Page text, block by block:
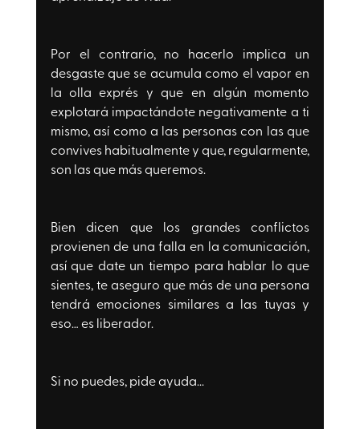
Por el contrario, no hacerlo implica un
desgaste que se acumula como el vapor en
la olla exprés y que en algún momento
explotará impactándote negativamente a ti
mismo, así como a las personas con las que
convives habitualmente y que, regularmente,
son las que más queremos.
Bien dicen que los grandes conflictos
provienen de una falla en la comunicación,
así que date un tiempo para hablar lo que
sientes, te aseguro que más de una persona
tendrá emociones similares a las tuyas y
eso… es liberador.
Si no puedes, pide ayuda...